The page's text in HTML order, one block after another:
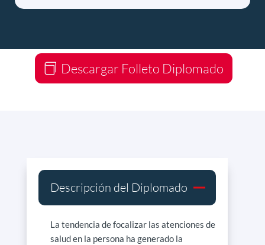
Descargar Folleto Diplomado
Descripción del Diplomado
La tendencia de focalizar las atenciones de
salud en la persona ha generado la